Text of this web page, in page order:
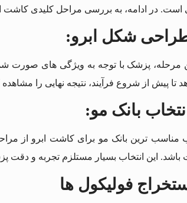
است. در ادامه، به بررسی مراحل کلیدی کاشت
شکل ابرو:
مرحله، پزشک با توجه به ویژگی های صورت
تا پیش از شروع فرآیند، نتیجه نهایی را
انتخاب بانک مو:
مناسب ترین بانک مو برای کاشت ابرو از
باشد. این انتخاب بسیار مستلزم تجربه و
فولیکول ها